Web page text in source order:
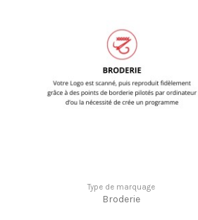
Type de marquage
Broderie